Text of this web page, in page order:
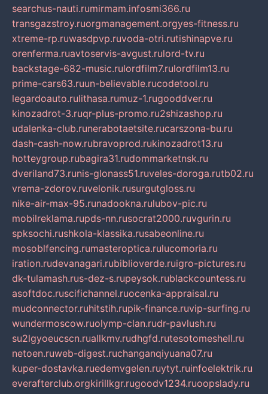
searchus-nauti.rumirmam.infosmi366.ru
transgazstroy.ruorgmanagement.orgyes-fitness.ru
xtreme-rp.ruwasdpvp.ruvoda-otri.rutishinapve.ru
orenferma.ruavtoservis-avgust.rulord-tv.ru
backstage-682-music.rulordfilm7.rulordfilm13.ru
prime-cars63.ruun-believable.rucodetool.ru
legardoauto.rulithasa.rumuz-1.rugooddver.ru
kinozadrot-3.ruqr-plus-promo.ru2shizashop.ru
udalenka-club.runerabotaetsite.rucarszona-bu.ru
dash-cash-now.rubravoprod.rukinozadrot13.ru
hotteygroup.rubagira31.rudommarketnsk.ru
dveriland73.runis-glonass51.ruveles-doroga.rutb02.ru
vrema-zdorov.ruvelonik.rusurgutgloss.ru
nike-air-max-95.runadookna.rulubov-pic.ru
mobilreklama.rupds-nn.rusocrat2000.ruvgurin.ru
spksochi.rushkola-klassika.rusabeonline.ru
mosoblfencing.rumasteroptica.rulucomoria.ru
iration.rudevanagari.rubiblioverde.ruigro-pictures.ru
dk-tulamash.rus-dez-s.rupeysok.rublackcountess.ru
asoftdoc.ruscifichannel.ruocenka-appraisal.ru
mudconnector.ruhitstih.rupik-finance.ruvip-surfing.ru
wundermoscow.ruolymp-clan.rudr-pavlush.ru
su2lgyoeucscn.ruallkmv.rudhgfd.rutesotomeshell.ru
netoen.ruweb-digest.ruchanganqiyuana07.ru
kuper-dostavka.ruedemvgelen.ruytyt.ruinfoelektrik.ru
everafterclub.orgkirillkgr.rugoodv1234.ruoopslady.ru